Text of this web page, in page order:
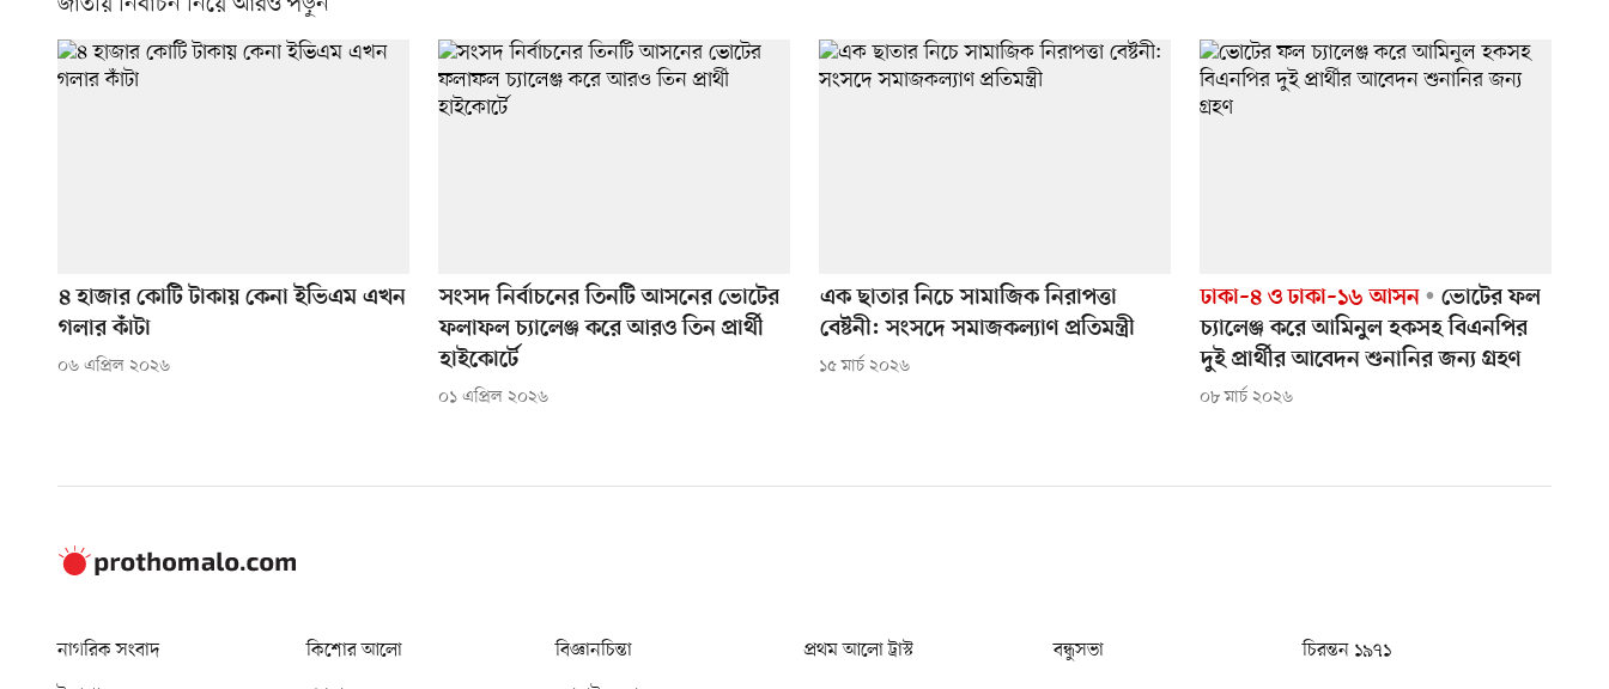
৪ হাজার কোটি টাকায় কেনা ইভিএম এখন
গলার কাঁটা
০৬ এপ্রিল ২০২৬
সংসদ নির্বাচনের তিনটি আসনের ভোটের
ফলাফল চ্যালেঞ্জ করে আরও তিন প্রার্থী
হাইকোর্টে
০১ এপ্রিল ২০২৬
এক ছাতার নিচে সামাজিক নিরাপত্তা
বেষ্টনী: সংসদে সমাজকল্যাণ প্রতিমন্ত্রী
১৫ মার্চ ২০২৬
ঢাকা–৪ ও ঢাকা–১৬ আসন
ভোটের ফল
চ্যালেঞ্জ করে আমিনুল হকসহ বিএনপির
দুই প্রার্থীর আবেদন শুনানির জন্য গ্রহণ
০৮ মার্চ ২০২৬
নাগরিক সংবাদ কিশোর আলো বিজ্ঞানচিন্তা প্রথম আলো ট্রাস্ট বন্ধুসভা
চিরন্তন ১৯৭১